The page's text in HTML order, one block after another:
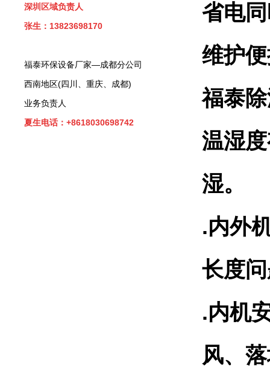
深圳区域负责人
张生：13823698170
福泰环保设备厂家—成都分公司
西南地区(四川、重庆、成都)
业务负责人
夏生电话：+8618030698742
省电
维护
福泰
温湿
湿。
.内外
长度
.内机
风、